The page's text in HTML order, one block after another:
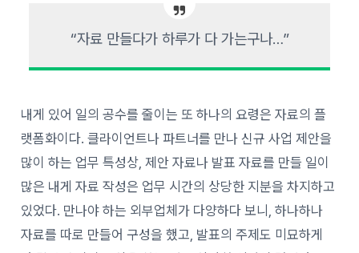
“자료 만들다가 하루가 다 가는구나…”
내게 있어 일의 공수를 줄이는 또 하나의 요령은 자료의 플
랫폼화이다. 클라이언트나 파트너를 만나 신규 사업 제안을
많이 하는 업무 특성상, 제안 자료나 발표 자료를 만들 일이
많은 내게 자료 작성은 업무 시간의 상당한 지분을 차지하고
있었다. 만나야 하는 외부업체가 다양하다 보니, 하나하나
자료를 따로 만들어 구성을 했고, 발표의 주제도 미묘하게